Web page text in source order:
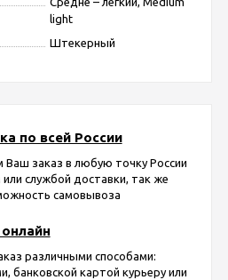
light
Штекерный
по всей России
Ваш заказ в любую точку России
службой доставки, так же
самовывоза
различными способами:
банковской картой курьеру или